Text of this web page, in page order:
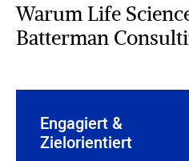
Warum Life
Batterman
Engagiert &
Zielorientiert